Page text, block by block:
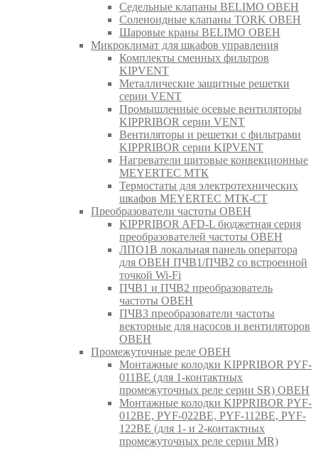
Седельные клапаны BELIMO ОВЕН
Соленоидные клапаны TORK ОВЕН
Шаровые краны BELIMO ОВЕН
Микроклимат для шкафов управления
Комплекты сменных фильтров
KIPVENT
Металлические защитные решетки
серии VENT
Промышленные осевые вентиляторы
KIPPRIBOR серии VENT
Вентиляторы и решетки с фильтрами
KIPPRIBOR серии KIPVENT
Нагреватели щитовые конвекционные
MEYERTEC МТК
Термостаты для электротехнических
шкафов MEYERTEC МТК-СТ
Преобразователи частоты ОВЕН
KIPPRIBOR AFD-L бюджетная серия
преобразователей частоты ОВЕН
ЛПО1В локальная панель оператора
для ОВЕН ПЧВ1/ПЧВ2 со встроенной
точкой Wi-Fi
ПЧВ1 и ПЧВ2 преобразователь
частоты ОВЕН
ПЧВ3 преобразователи частоты
векторные для насосов и вентиляторов
ОВЕН
Промежуточные реле ОВЕН
Монтажные колодки KIPPRIBOR PYF-
011BE (для 1-контактных
промежуточных реле серии SR) ОВЕН
Монтажные колодки KIPPRIBOR PYF-
012BE, PYF-022BE, PYF-112BE, PYF-
122BE (для 1- и 2-контактных
промежуточных реле серии MR)